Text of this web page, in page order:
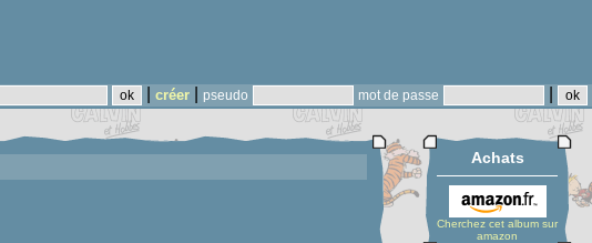
créer pseudo mot de passe
Achats
Cherchez cet album sur
amazon